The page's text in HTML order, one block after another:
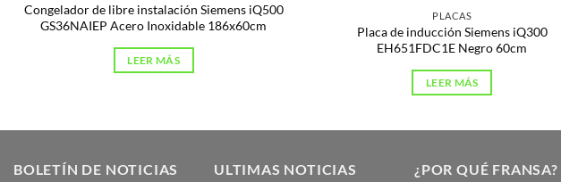
Congelador de libre instalación Siemens iQ500
GS36NAIEP Acero Inoxidable 186x60cm
LEER MÁS
PLACAS
Placa de inducción Siemens iQ300
EH651FDC1E Negro 60cm
LEER MÁS
BOLETÍN DE NOTICIAS ULTIMAS NOTICIAS ¿POR QUÉ FRANSA?